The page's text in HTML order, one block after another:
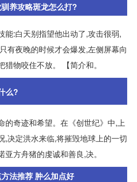
养攻略斑龙怎么打?
能:白天别指望他出动了,攻击很弱,
有夜晚的时候才会爆发,左侧屏幕向
物咬住不放。 【简介和。
么?
的奇迹和希望。在《创世纪》中,上
,决定洪水来临,将摧毁地球上的一切
方舟猪的虔诚和善良,决。
法推荐 肿么加点好